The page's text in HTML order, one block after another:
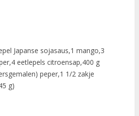
Japanse sojasaus,1 mango,3
eetlepels citroensap,400 g
peper,1 1/2 zakje
g)